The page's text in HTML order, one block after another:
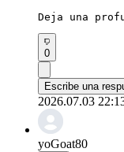
Deja una
0
Escribe una
2026.07.03
yoGoat80